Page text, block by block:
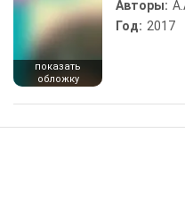
показать
обложку
Авторы:
Год: 2017